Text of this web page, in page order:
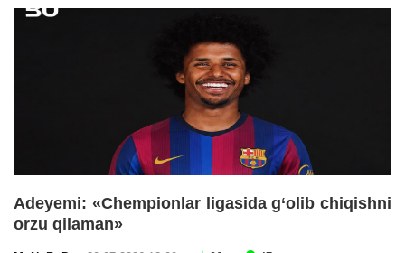
Adeyemi: «Chempionlar ligasida g‘olib chiqishni
orzu qilaman»